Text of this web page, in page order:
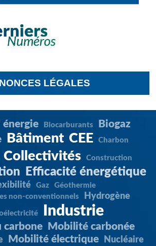
LÉGALES
énergie Biocarburants
Biogaz
Bâtiment CEE Charbon
Collectivités Construction
Efficacité énergétique
Gaz
Géothermie
non-conventionnels
Hydrogène
Industrie
carbone Mobilité carbonée
Mobilité électrique Nucléaire